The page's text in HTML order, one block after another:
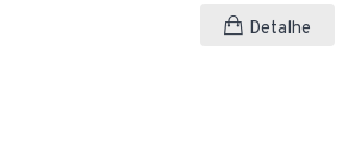
Detalhe